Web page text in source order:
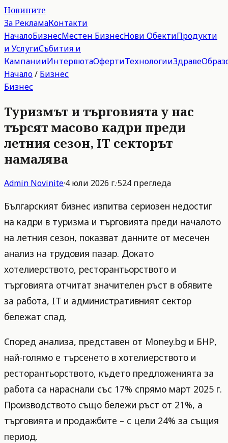
Новините
За РекламаКонтакти
НачалоБизнесМестен БизнесНови ОбектиПродукти
и УслугиСъбития и
КампанииИнтервютаОфертиТехнологииЗдраве
Начало/ Бизнес
Бизнес
Туризмът и търговията у нас
търсят масово кадри преди
летния сезон, IT секторът
намалява
Admin Novinite·4 юли 2026 г.·524 прегледа
Българският бизнес изпитва сериозен недостиг
на кадри в туризма и търговията преди началото
на летния сезон, показват данните от месечен
анализ на трудовия пазар. Докато
хотелиерството, ресторантьорството и
търговията отчитат значителен ръст в обявите
за работа, IT и административният сектор
бележат спад.
Според анализа, представен от Money.bg и БНР,
най-голямо е търсенето в хотелиерството и
ресторантьорството, където предложенията за
работа са нараснали със 17% спрямо март 2025 г.
Производството също бележи ръст от 21%, а
търговията и продажбите – с цели 24% за същия
период.